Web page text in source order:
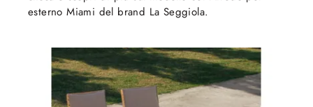
esterno Miami del brand La Seggiola.